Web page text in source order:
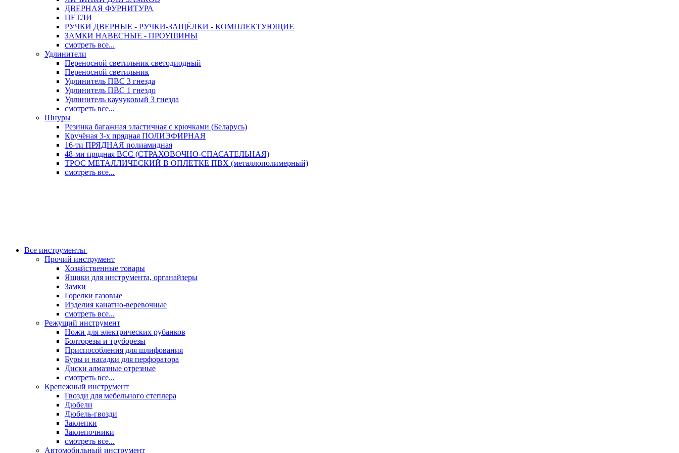
ДВЕРНАЯ ФУРНИТУРА
ПЕТЛИ
РУЧКИ ДВЕРНЫЕ - РУЧКИ-ЗАЩЁЛКИ - КОМПЛЕКТУЮЩИЕ
ЗАМКИ НАВЕСНЫЕ - ПРОУШИНЫ
смотреть все...
Удлинители
Переносной светильник светодиодный
Переносной светильник
Удлинитель ПВС 3 гнезда
Удлинитель ПВС 1 гнездо
Удлинитель каучуковый 3 гнезда
смотреть все...
Шнуры
Резинка багажная эластичная с крючками (Беларусь)
Кручёная 3-х прядная ПОЛИЭФИРНАЯ
16-ти ПРЯДНАЯ полиамидная
48-ми прядная ВСС (СТРАХОВОЧНО-СПАСАТЕЛЬНАЯ)
ТРОС МЕТАЛЛИЧЕСКИЙ В ОПЛЕТКЕ ПВХ (металлополимерный)
смотреть все...
Все инструменты
Прочий инструмент
Хозяйственные товары
Ящики для инструмента, органайзеры
Замки
Горелки газовые
Изделия канатно-веревочные
смотреть все...
Режущий инструмент
Ножи для электрических рубанков
Болторезы и труборезы
Приспособления для шлифования
Буры и насадки для перфоратора
Диски алмазные отрезные
смотреть все...
Крепежный инструмент
Гвозди для мебельного степлера
Дюбели
Дюбель-гвозди
Заклепки
Заклепочники
смотреть все...
Автомобильный инструмент